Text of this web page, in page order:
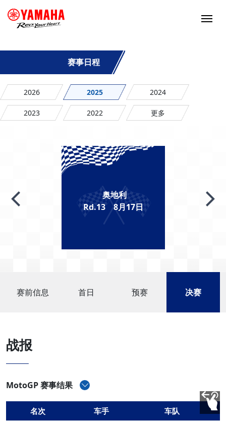
赛事日程
2026 2025 2024
2023 2022 更多
奥地利
Rd.13 8月17日
赛前信息 首日 预赛 决赛
战报
MotoGP 赛事结果
名次 车手
车队